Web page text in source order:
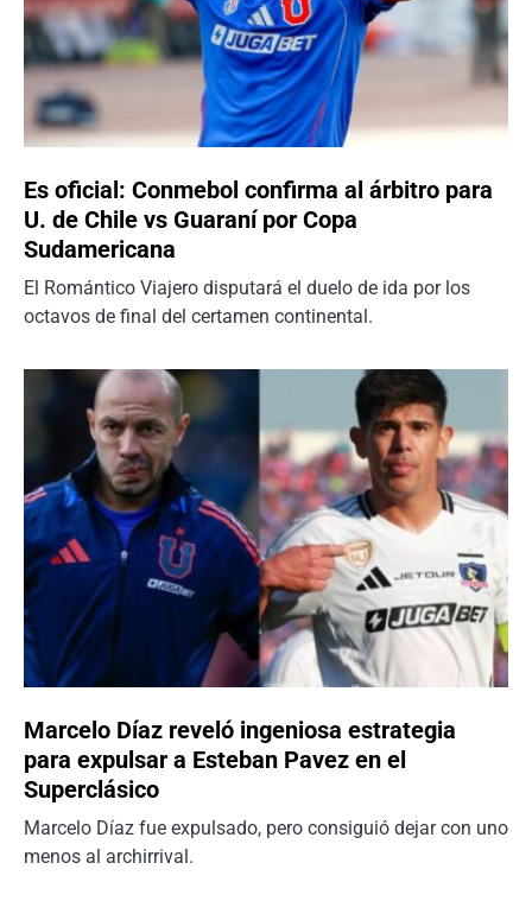
Es oficial: Conmebol confirma al árbitro para
U. de Chile vs Guaraní por Copa
Sudamericana
El Romántico Viajero disputará el duelo de ida por los
octavos de final del certamen continental.
Marcelo Díaz reveló ingeniosa estrategia
para expulsar a Esteban Pavez en el
Superclásico
Marcelo Díaz fue expulsado, pero consiguió dejar con uno
menos al archirrival.